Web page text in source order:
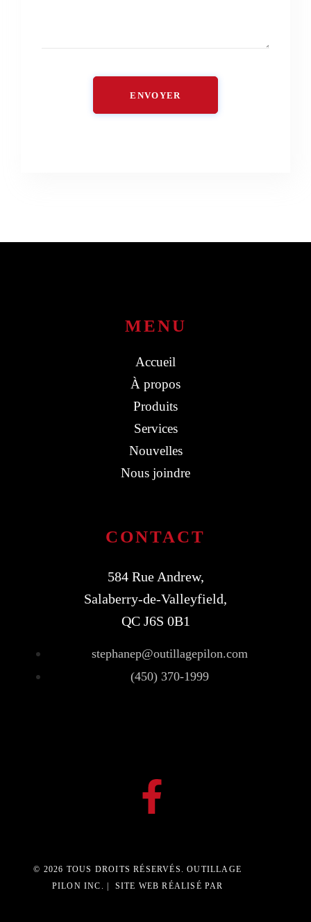
ENVOYER
MENU
Accueil
À propos
Produits
Services
Nouvelles
Nous joindre
CONTACT
584 Rue Andrew,
Salaberry-de-Valleyfield,
QC J6S 0B1
stephanep@outillagepilon.com
(450) 370-1999
© 2026 TOUS DROITS RÉSERVÉS. OUTILLAGE
PILON INC. | SITE WEB RÉALISÉ PAR